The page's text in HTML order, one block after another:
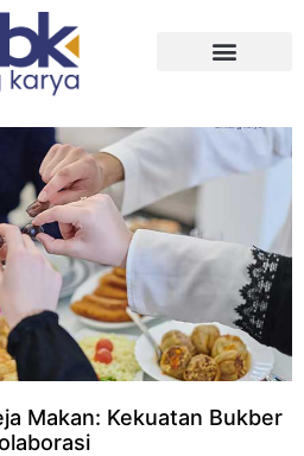
Makan: Kekuatan Bukber